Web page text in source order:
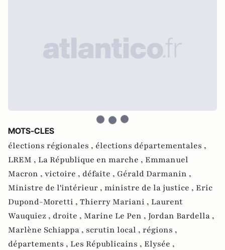
MOTS-CLES
élections régionales , élections départementales ,
LREM , La République en marche , Emmanuel
Macron , victoire , défaite , Gérald Darmanin ,
Ministre de l'intérieur , ministre de la justice , Eric
Dupond-Moretti , Thierry Mariani , Laurent
Wauquiez , droite , Marine Le Pen , Jordan Bardella ,
Marlène Schiappa , scrutin local , régions ,
départements , Les Républicains , Elysée ,